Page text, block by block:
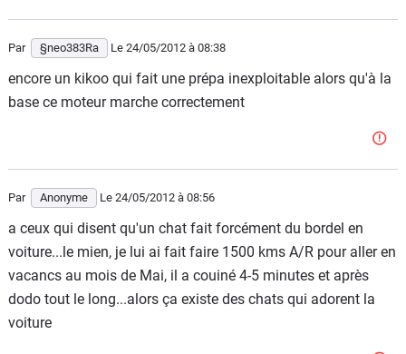
Par §neo383Ra Le 24/05/2012 à 08:38
encore un kikoo qui fait une prépa inexploitable alors qu'à la
base ce moteur marche correctement
Par Anonyme Le 24/05/2012 à 08:56
a ceux qui disent qu'un chat fait forcément du bordel en
voiture...le mien, je lui ai fait faire 1500 kms A/R pour aller en
vacancs au mois de Mai, il a couiné 4-5 minutes et après
dodo tout le long...alors ça existe des chats qui adorent la
voiture